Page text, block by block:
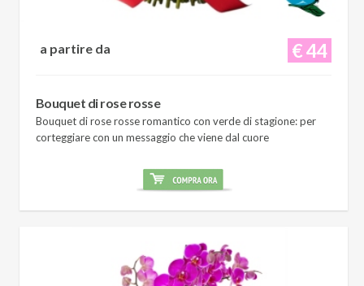
€ 44
a partire da
Bouquet di rose rosse
Bouquet di rose rosse romantico con verde di stagione: per
corteggiare con un messaggio che viene dal cuore